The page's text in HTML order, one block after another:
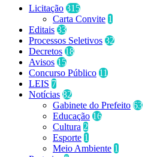
Licitação 315
Carta Convite 1
Editais 33
Processos Seletivos 32
Decretos 18
Avisos 15
Concurso Público 11
LEIS 7
Notícias 82
Gabinete do Prefeito 63
Educação 16
Cultura 2
Esporte 1
Meio Ambiente 1